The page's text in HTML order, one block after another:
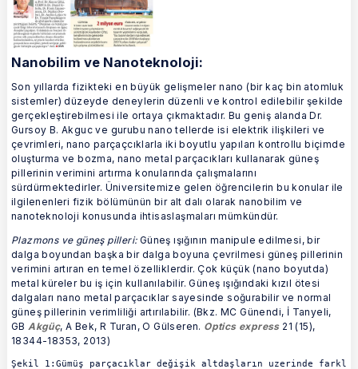
Nanobilim ve Nanoteknoloji:
Son yıllarda fizikteki en büyük gelişmeler nano (bir kaç bin atomluk
sistemler) düzeyde deneylerin düzenli ve kontrol edilebilir şekilde
gerçekleştirebilmesi ile ortaya çıkmaktadır. Bu geniş alanda Dr.
Gursoy B. Akguc ve gurubu nano tellerde isi elektrik ilişkileri ve
çevrimleri, nano parçaçcıklarla iki boyutlu yapıları kontrollu biçimde
oluşturma ve bozma, nano metal parçacıkları kullanarak güneş
pillerinin verimini artırma konularında çalışmalarını
sürdürmektedirler. Üniversitemize gelen öğrencilerin bu konular ile
ilgilenenleri fizik bölümünün bir alt dalı olarak nanobilim ve
nanoteknoloji konusunda ihtisaslaşmaları mümkündür.
Plazmons ve güneş pilleri:Güneş ışığının manipule edilmesi, bir
dalga boyundan başka bir dalga boyuna çevrilmesi güneş pillerinin
verimini artıran en temel özelliklerdir. Çok küçük (nano boyutda)
metal küreler bu iş için kullanılabilir. Güneş ışığındaki kızıl ötesi
dalgaları nano metal parçacıklar sayesinde soğurabilir ve normal
güneş pillerinin verimliliği artırılabilir. (Bkz.MC Günendi, İ Tanyeli,
GB Akgüç, A Bek, R Turan, O Gülseren. Optics express21 (15),
18344-18353, 2013)
Şekil 1:Gümüş parçacıklar değişik altdaşların uzerinde